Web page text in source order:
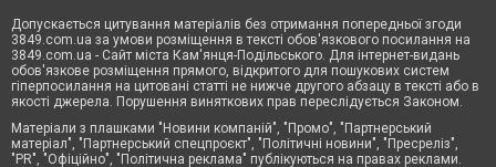
Допускається цитування матеріалів без отримання попередньої згоди
3849.com.ua за умови розміщення в тексті обов'язкового посилання на
3849.com.ua - Сайт міста Кам'янця-Подільського. Для інтернет-видань
обов'язкове розміщення прямого, відкритого для пошукових систем
гіперпосилання на цитовані статті не нижче другого абзацу в тексті або в
якості джерела. Порушення виняткових прав переслідується Законом.
Матеріали з плашками "Новини компаній", "Промо", "Партнерський
матеріал", "Партнерський спецпроєкт", "Політичні новини", "Пресреліз",
"PR", "Офіційно", "Політична реклама" публікуються на правах реклами.